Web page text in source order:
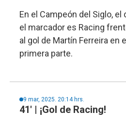
En el Campeón del Siglo, el
el marcador es Racing
al gol de Martín Ferreira en
primera parte.
9 mar, 2025. 20:14 hrs.
41' | ¡Gol de Racing!